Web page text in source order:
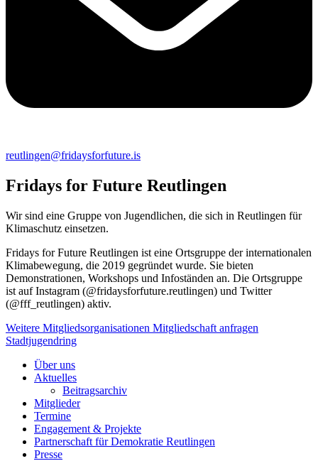
reutlingen@fridaysforfuture.is
Fridays for Future Reutlingen
Wir sind eine Gruppe von Jugendlichen, die sich in Reutlingen für
Klimaschutz einsetzen.
Fridays for Future Reutlingen ist eine Ortsgruppe der internationalen
Klimabewegung, die 2019 gegründet wurde. Sie bieten
Demonstrationen, Workshops und Infoständen an. Die Ortsgruppe
ist auf Instagram (@fridaysforfuture.reutlingen) und Twitter
(@fff_reutlingen) aktiv.
Weitere Mitgliedsorganisationen Mitgliedschaft anfragen
Stadtjugendring
Über uns
Aktuelles
Beitragsarchiv
Mitglieder
Termine
Engagement & Projekte
Partnerschaft für Demokratie Reutlingen
Presse